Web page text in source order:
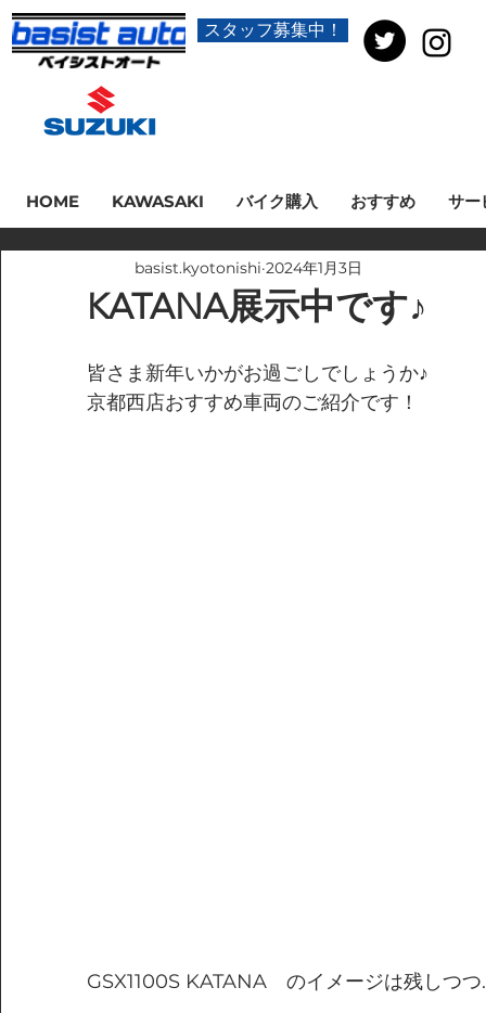
スタッフ募集中！
HOME KAWASAKI バイク購入 おすすめ サー
KATANA展示中です♪
basist.kyotonishi 2024年1月3日
皆さま新年いかがお過ごしでしょうか♪
京都西店おすすめ車両のご紹介です！
GSX1100S KATANA　のイメージは残しつ